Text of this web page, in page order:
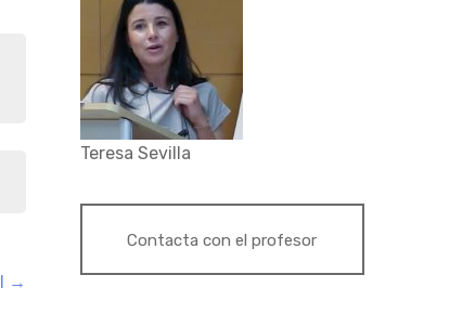
Teresa Sevilla
Contacta con el profesor